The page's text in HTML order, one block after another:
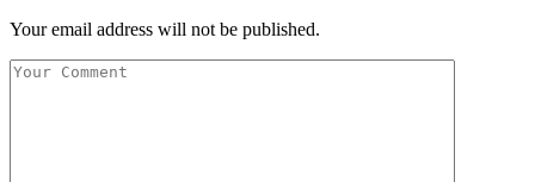
Your email address will not be published.